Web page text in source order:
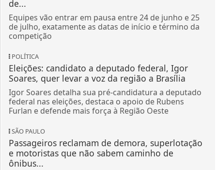
de...
Equipes vão entrar em pausa entre 24 de junho e 25
de julho, exatamente as datas de início e término da
competição
POLÍTICA
Eleições: candidato a deputado federal, Igor
Soares, quer levar a voz da região a Brasília
Igor Soares detalha sua pré-candidatura a deputado
federal nas eleições, destaca o apoio de Rubens
Furlan e defende mais força à Região Oeste
SÃO PAULO
Passageiros reclamam de demora, superlotação
e motoristas que não sabem caminho de
ônibus...